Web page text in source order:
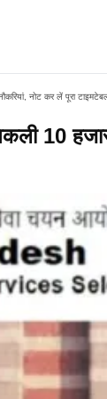
नोट कर लें पूरा
10